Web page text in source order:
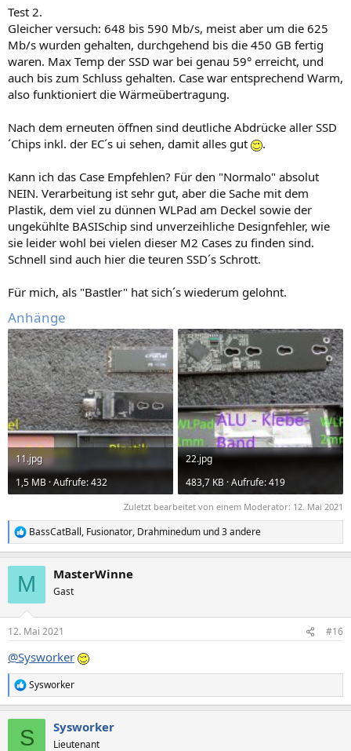
Test 2.
Gleicher versuch: 648 bis 590 Mb/s, meist aber um die 625
Mb/s wurden gehalten, durchgehend bis die 450 GB fertig
waren. Max Temp der SSD war bei genau 59° erreicht, und
auch bis zum Schluss gehalten. Case war entsprechend Warm,
also funktioniert die Wärmeübertragung.
Nach dem erneuten öffnen sind deutliche Abdrücke aller SSD
´Chips inkl. der EC´s ui sehen, damit alles gut
.
Kann ich das Case Empfehlen? Für den "Normalo" absolut
NEIN. Verarbeitung ist sehr gut, aber die Sache mit dem
Plastik, dem viel zu dünnen WLPad am Deckel sowie der
ungekühlte BASISchip sind unverzeihliche Designfehler, wie
sie leider wohl bei vielen dieser M2 Cases zu finden sind.
Schnell sind auch hier die teuren SSD´s Schrott.
Für mich, als "Bastler" hat sich´s wiederum gelohnt.
Anhänge
11.jpg
1,5 MB · Aufrufe: 432
22.jpg
483,7 KB · Aufrufe: 419
Zuletzt bearbeitet von einem Moderator: 12. Mai 2021
R
e
e
:
BassCatBall, Fusionator, Drahminedum und 3 andere
M MasterWinne
Gast
12. Mai 2021 #16
@Sysworker
R
e
Sysworker
S Sysworker
Lieutenant